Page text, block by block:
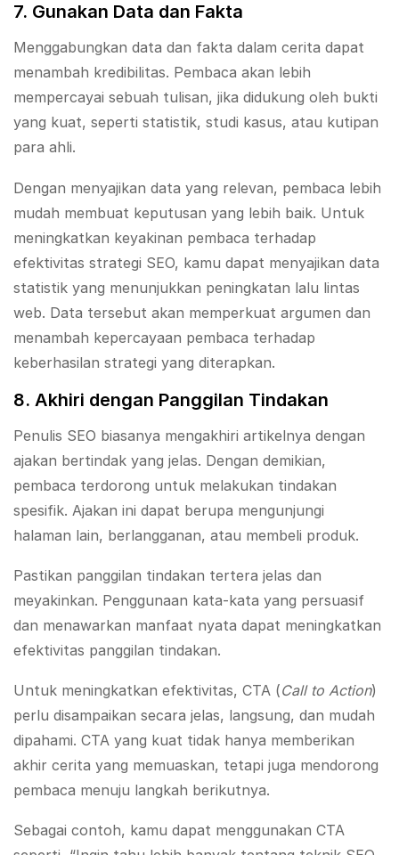
7. Gunakan Data dan Fakta
Menggabungkan data dan fakta dalam cerita dapat
menambah kredibilitas. Pembaca akan lebih
mempercayai sebuah tulisan, jika didukung oleh bukti
yang kuat, seperti statistik, studi kasus, atau kutipan
para ahli.
Dengan menyajikan data yang relevan, pembaca lebih
mudah membuat keputusan yang lebih baik. Untuk
meningkatkan keyakinan pembaca terhadap
efektivitas strategi SEO, kamu dapat menyajikan data
statistik yang menunjukkan peningkatan lalu lintas
web. Data tersebut akan memperkuat argumen dan
menambah kepercayaan pembaca terhadap
keberhasilan strategi yang diterapkan.
8. Akhiri dengan Panggilan Tindakan
Penulis SEO biasanya mengakhiri artikelnya dengan
ajakan bertindak yang jelas. Dengan demikian,
pembaca terdorong untuk melakukan tindakan
spesifik. Ajakan ini dapat berupa mengunjungi
halaman lain, berlangganan, atau membeli produk.
Pastikan panggilan tindakan tertera jelas dan
meyakinkan. Penggunaan kata-kata yang persuasif
dan menawarkan manfaat nyata dapat meningkatkan
efektivitas panggilan tindakan.
Untuk meningkatkan efektivitas, CTA (Call to Action)
perlu disampaikan secara jelas, langsung, dan mudah
dipahami. CTA yang kuat tidak hanya memberikan
akhir cerita yang memuaskan, tetapi juga mendorong
pembaca menuju langkah berikutnya.
Sebagai contoh, kamu dapat menggunakan CTA